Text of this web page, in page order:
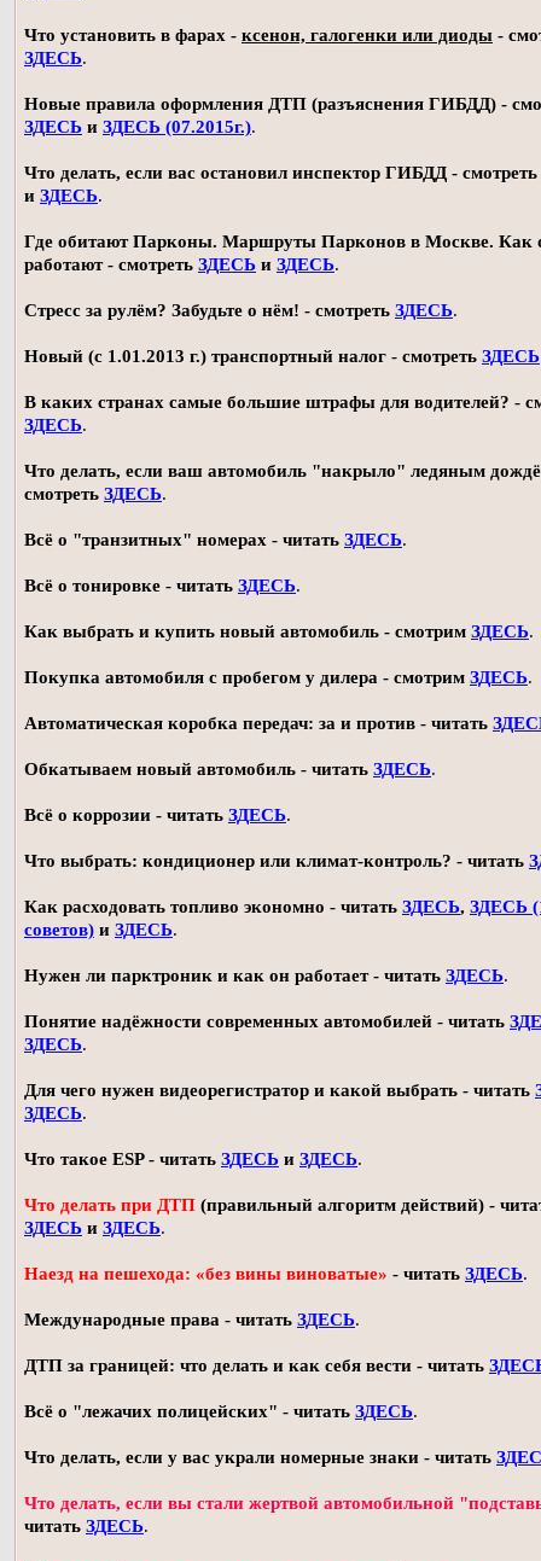
Что установить в фарах - ксенон, галогенки или диоды -
ЗДЕСЬ.
Новые правила оформления ДТП (разъяснения ГИБДД) -
ЗДЕСЬ и ЗДЕСЬ (07.2015г.).
Что делать, если вас остановил инспектор ГИБДД - смотреть
и ЗДЕСЬ.
Где обитают Парконы. Маршруты Парконов в Москве. Как
работают - смотреть ЗДЕСЬ и ЗДЕСЬ.
Стресс за рулём? Забудьте о нём! - смотреть ЗДЕСЬ.
Новый (с 1.01.2013 г.) транспортный налог - смотреть ЗДЕСЬ
В каких странах самые большие штрафы для водителей? -
ЗДЕСЬ.
Что делать, если ваш автомобиль "накрыло" ледяным
смотреть ЗДЕСЬ.
Всё о "транзитных" номерах - читать ЗДЕСЬ.
Всё о тонировке - читать ЗДЕСЬ.
Как выбрать и купить новый автомобиль - смотрим ЗДЕСЬ.
Покупка автомобиля с пробегом у дилера - смотрим ЗДЕСЬ.
Автоматическая коробка передач: за и против - читать
Обкатываем новый автомобиль - читать ЗДЕСЬ.
Всё о коррозии - читать ЗДЕСЬ.
Что выбрать: кондиционер или климат-контроль? - читать
Как расходовать топливо экономно - читать ЗДЕСЬ, ЗДЕСЬ
советов) и ЗДЕСЬ.
Нужен ли парктроник и как он работает - читать ЗДЕСЬ.
Понятие надёжности современных автомобилей - читать
ЗДЕСЬ.
Для чего нужен видеорегистратор и какой выбрать - читать
ЗДЕСЬ.
Что такое ESP - читать ЗДЕСЬ и ЗДЕСЬ.
Что делать при ДТП (правильный алгоритм действий) -
ЗДЕСЬ и ЗДЕСЬ.
Наезд на пешехода: «без вины виноватые» - читать ЗДЕСЬ.
Международные права - читать ЗДЕСЬ.
ДТП за границей: что делать и как себя вести - читать
Всё о "лежачих полицейских" - читать ЗДЕСЬ.
Что делать, если у вас украли номерные знаки - читать
Что делать, если вы стали жертвой автомобильной
читать ЗДЕСЬ.